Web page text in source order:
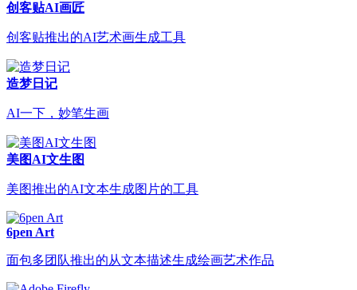
创客贴AI画匠
创客贴推出的AI艺术画生成工具
造梦日记
AI一下，妙笔生画
美图AI文生图
美图推出的AI文本生成图片的工具
6pen Art
面包多团队推出的从文本描述生成绘画艺术作品